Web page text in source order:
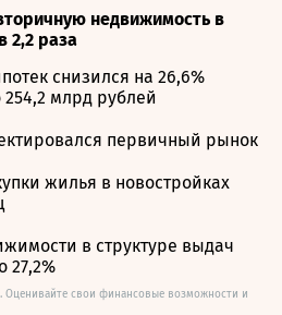
недвижимость в
2,2 раза
снизился на 26,6%
млрд рублей
первичный рынок
жилья в новостройках
в структуре выдач
27,2%
Оценивайте свои финансовые возможности и